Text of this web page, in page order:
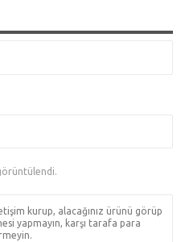
kurup, alacağınız ürünü görüp
yapmayın, karşı tarafa para